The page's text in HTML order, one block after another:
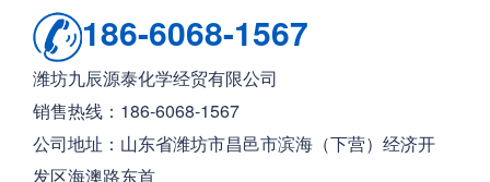
186-6068-1567
潍坊九辰源泰化学经贸有限公司
销售热线：186-6068-1567
公司地址：山东省潍坊市昌邑市滨海（下营）经济开
发区海澳路东首